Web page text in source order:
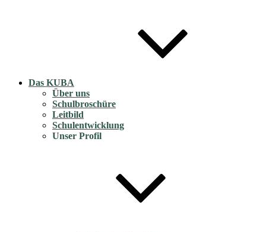
Das KUBA
Über uns
Schulbroschüre
Leitbild
Schulentwicklung
Unser Profil